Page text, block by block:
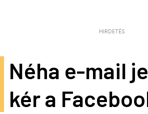
HIRDETÉS
Néha e-mail
kér a